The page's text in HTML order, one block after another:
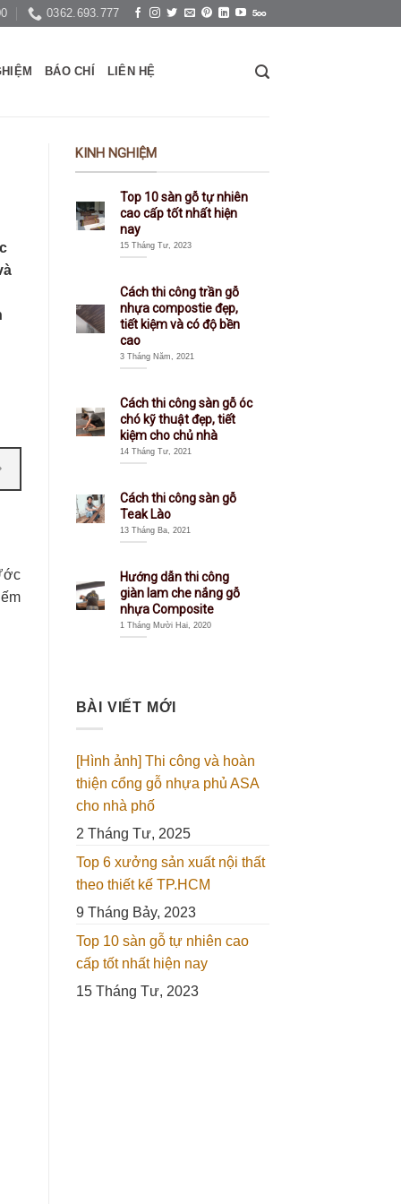
0362.693.777
BÁO CHÍ LIÊN HỆ
KINH NGHIỆM
Top 10 sàn gỗ tự nhiên
cao cấp tốt nhất hiện
nay
15 Tháng Tư, 2023
Cách thi công trần gỗ
nhựa compostie đẹp,
tiết kiệm và có độ bền
cao
3 Tháng Năm, 2021
Cách thi công sàn gỗ óc
chó kỹ thuật đẹp, tiết
kiệm cho chủ nhà
14 Tháng Tư, 2021
Cách thi công sàn gỗ
Teak Lào
13 Tháng Ba, 2021
Hướng dẫn thi công
giàn lam che nắng gỗ
nhựa Composite
1 Tháng Mười Hai, 2020
BÀI VIẾT MỚI
[Hình ảnh] Thi công và hoàn
thiện cổng gỗ nhựa phủ ASA
cho nhà phố
2 Tháng Tư, 2025
Top 6 xưởng sản xuất nội thất
theo thiết kế TP.HCM
9 Tháng Bảy, 2023
Top 10 sàn gỗ tự nhiên cao
cấp tốt nhất hiện nay
15 Tháng Tư, 2023